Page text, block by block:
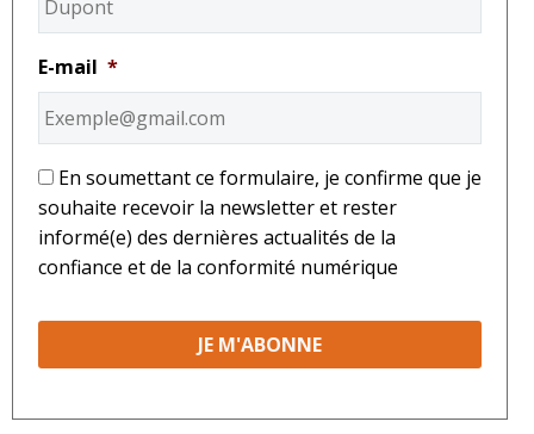
E-mail *
* En soumettant ce formulaire, je confirme que je
souhaite recevoir la newsletter et rester
informé(e) des dernières actualités de la
confiance et de la conformité numérique